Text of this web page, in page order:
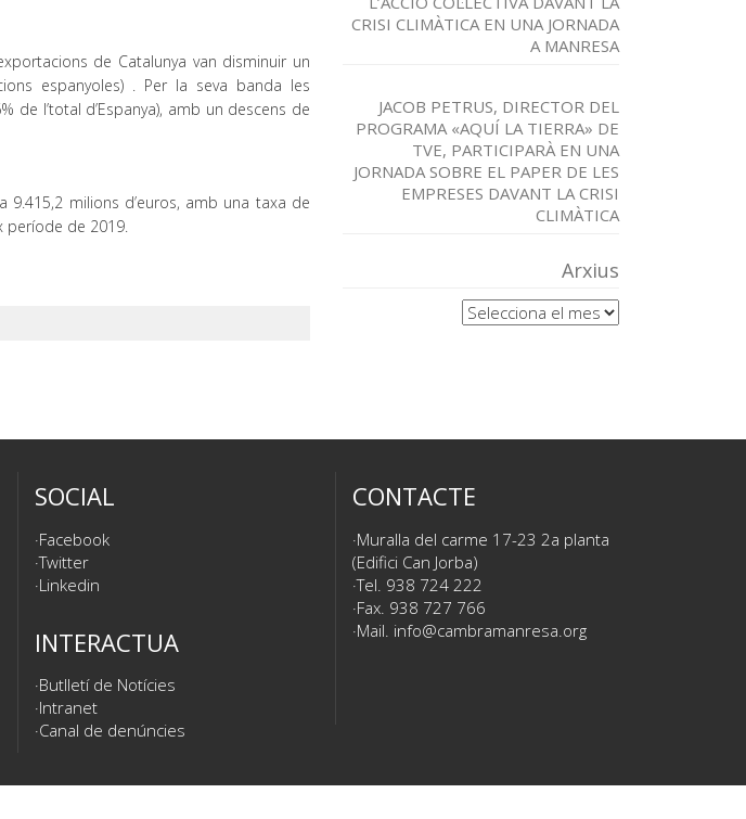
de Catalunya van disminuir un
espanyoles) . Per la seva banda les
de l’total d’Espanya), amb un descens de
9.415,2 milions d’euros, amb una taxa de
període de 2019.
CRISI CLIMÀTICA EN UNA JORNADA
A MANRESA
JACOB PETRUS, DIRECTOR DEL
PROGRAMA «AQUÍ LA TIERRA» DE
TVE, PARTICIPARÀ EN UNA
JORNADA SOBRE EL PAPER DE LES
EMPRESES DAVANT LA CRISI
CLIMÀTICA
Arxius
Arxius
SOCIAL
Facebook
Twitter
Linkedin
INTERACTUA
Butlletí de Notícies
Intranet
Canal de denúncies
CONTACTE
Muralla del carme 17-23 2a planta
(Edifici Can Jorba)
Tel. 938 724 222
Fax. 938 727 766
Mail. info@cambramanresa.org